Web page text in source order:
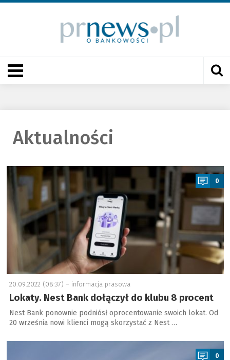
Aktualności
a
0
20.09.2022 (08:37) – informacja prasowa
Lokaty. Nest Bank dołączył do klubu 8 procent
Nest Bank ponownie podniósł oprocentowanie swoich lokat. Od
20 września nowi klienci mogą skorzystać z Nest …
a
0